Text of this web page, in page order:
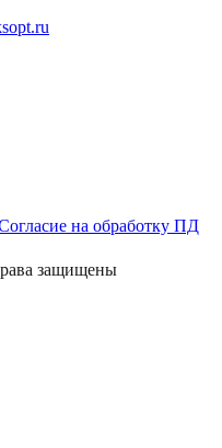
на обработку ПД
защищены